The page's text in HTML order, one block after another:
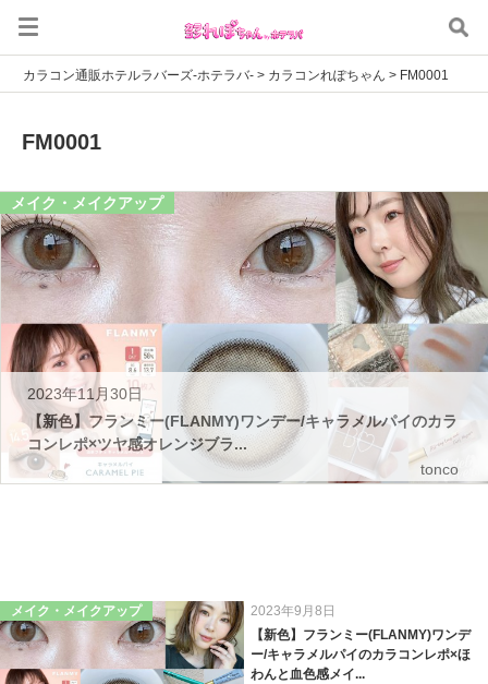
カラコン通販ホテルラバーズ-ホテラバ- > カラコンれぽちゃん > FM0001
FM0001
メイク・メイクアップ
2023年11月30日
【新色】フランミー(FLANMY)ワンデー/キャラメルパイのカラ
コンレポ×ツヤ感オレンジブラ...
tonco
メイク・メイクアップ
2023年9月8日
【新色】フランミー(FLANMY)ワンデ
ー/キャラメルパイのカラコンレポ×ほ
わんと血色感メイ...